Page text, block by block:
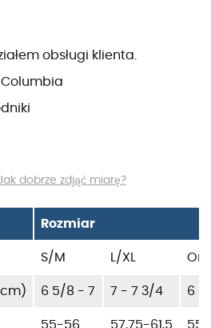
obsługi klienta.
dobrze zdjąć miarę?
Rozmiar
S/M L/XL
6 5/8 - 7 7 - 7 3/4 6
55-56 57,75-61,5 55-